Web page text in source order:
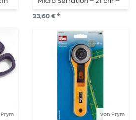
pink
23,60 € *
von Prym